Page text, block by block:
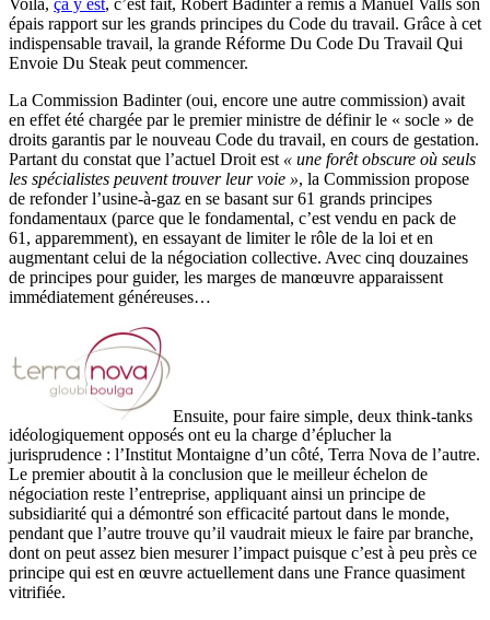
épais rapport sur les grands principes du Code du travail. Grâce à cet
indispensable travail, la grande Réforme Du Code Du Travail Qui
Envoie Du Steak peut commencer.
La Commission Badinter (oui, encore une autre commission) avait
en effet été chargée par le premier ministre de définir le « socle » de
droits garantis par le nouveau Code du travail, en cours de gestation.
Partant du constat que l’actuel Droit est « une forêt obscure où seuls
les spécialistes peuvent trouver leur voie », la Commission propose
de refonder l’usine-à-gaz en se basant sur 61 grands principes
fondamentaux (parce que le fondamental, c’est vendu en pack de
61, apparemment), en essayant de limiter le rôle de la loi et en
augmentant celui de la négociation collective. Avec cinq douzaines
de principes pour guider, les marges de manœuvre apparaissent
immédiatement généreuses…
Ensuite, pour faire simple, deux think-tanks
idéologiquement opposés ont eu la charge d’éplucher la
jurisprudence : l’Institut Montaigne d’un côté, Terra Nova de l’autre.
Le premier aboutit à la conclusion que le meilleur échelon de
négociation reste l’entreprise, appliquant ainsi un principe de
subsidiarité qui a démontré son efficacité partout dans le monde,
pendant que l’autre trouve qu’il vaudrait mieux le faire par branche,
dont on peut assez bien mesurer l’impact puisque c’est à peu près ce
principe qui est en œuvre actuellement dans une France quasiment
vitrifiée.